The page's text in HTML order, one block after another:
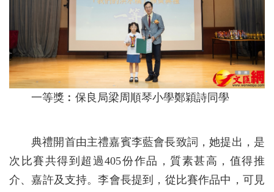
一等獎︰保良局梁周順琴小學鄭穎詩同學
典禮開首由主禮嘉賓李藍會長致詞，她提出，是
次比賽共得到超過405份作品，質素甚高，值得推
介、嘉許及支持。李會長提到，從比賽作品中，可見